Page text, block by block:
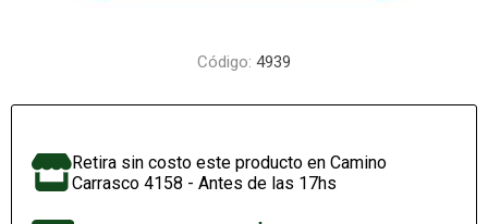
Código: 4939
Retira sin costo este producto en Camino
Carrasco 4158 - Antes de las 17hs